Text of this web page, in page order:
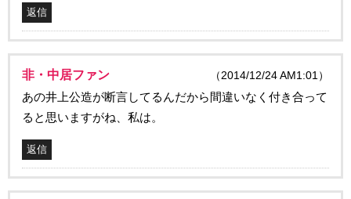
返信
非・中居ファン （2014/12/24 AM1:01）
あの井上公造が断言してるんだから間違いなく付き合って
ると思いますがね、私は。
返信